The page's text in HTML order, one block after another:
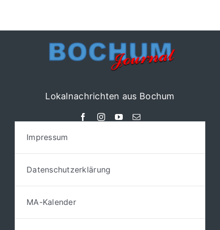
Lokalnachrichten aus Bochum
Impressum
Datenschutzerklärung
MA-Kalender